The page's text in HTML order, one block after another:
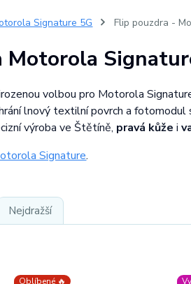
Signature 5G Flip pouzdra -
Motorola
volbou pro Motorola
lnový textilní povrch a
výroba ve Štětíně, pravá kůže i
Signature.
Nejdražší
Oblíbené 🔥